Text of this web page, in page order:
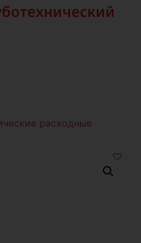
расходные